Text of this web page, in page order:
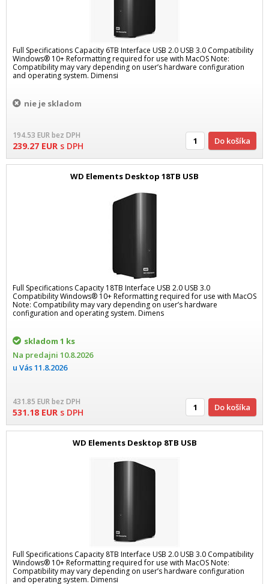
Full Specifications Capacity 6TB Interface USB 2.0 USB 3.0 Compatibility
Windows® 10+ Reformatting required for use with MacOS Note:
Compatibility may vary depending on user’s hardware configuration
and operating system. Dimensi
nie je skladom
194.53 EURbez DPH
239.27 EUR s DPH Do košíka
WD Elements Desktop 18TB USB
Full Specifications Capacity 18TB Interface USB 2.0 USB 3.0
Compatibility Windows® 10+ Reformatting required for use with MacOS
Note: Compatibility may vary depending on user’s hardware
configuration and operating system. Dimens
skladom 1 ks
Na predajni 10.8.2026
u Vás11.8.2026
431.85 EURbez DPH
531.18 EUR s DPH Do košíka
WD Elements Desktop 8TB USB
Full Specifications Capacity 8TB Interface USB 2.0 USB 3.0 Compatibility
Windows® 10+ Reformatting required for use with MacOS Note:
Compatibility may vary depending on user’s hardware configuration
and operating system. Dimensi